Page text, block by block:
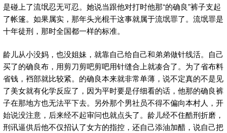
是碰上了流氓忍无可忍。她说当跟他对打时他那“的确良”裤子支起
了帐篷。如果属实，那年头光棍干这事就属于流氓罪了。流氓罪是
十年徒刑，那时全国都一样的标准。
龄儿从小没妈，也没姐妹，就靠自己给自己和弟弟做针线活。自己
买了的确良布，用剪刀剪吧剪吧用针缝合上就凑合了。为了省布料
省钱，裆部就比较紧。的确良本来就非常单薄，说不定真的不是见
了美女就有化学反应了，因为平时要是仔细看的话，他那的确良裤
子在那地方也无法平下去。另外那个男社员不得不偏向本村人，开
始说没注意，后来经不起审问也就点头了。龄儿经不住酷刑折磨，
刑讯逼供后他不仅招认了女方的指控，还自己添油加醋，说自己把